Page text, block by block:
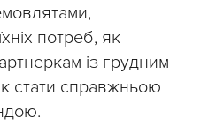
потреб, як
із грудним
стати справжньою